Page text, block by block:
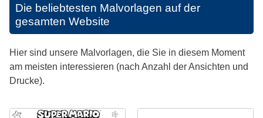
Die beliebtesten Malvorlagen auf der
gesamten Website
Hier sind unsere Malvorlagen, die Sie in diesem Moment
am meisten interessieren (nach Anzahl der Ansichten und
Drucke).